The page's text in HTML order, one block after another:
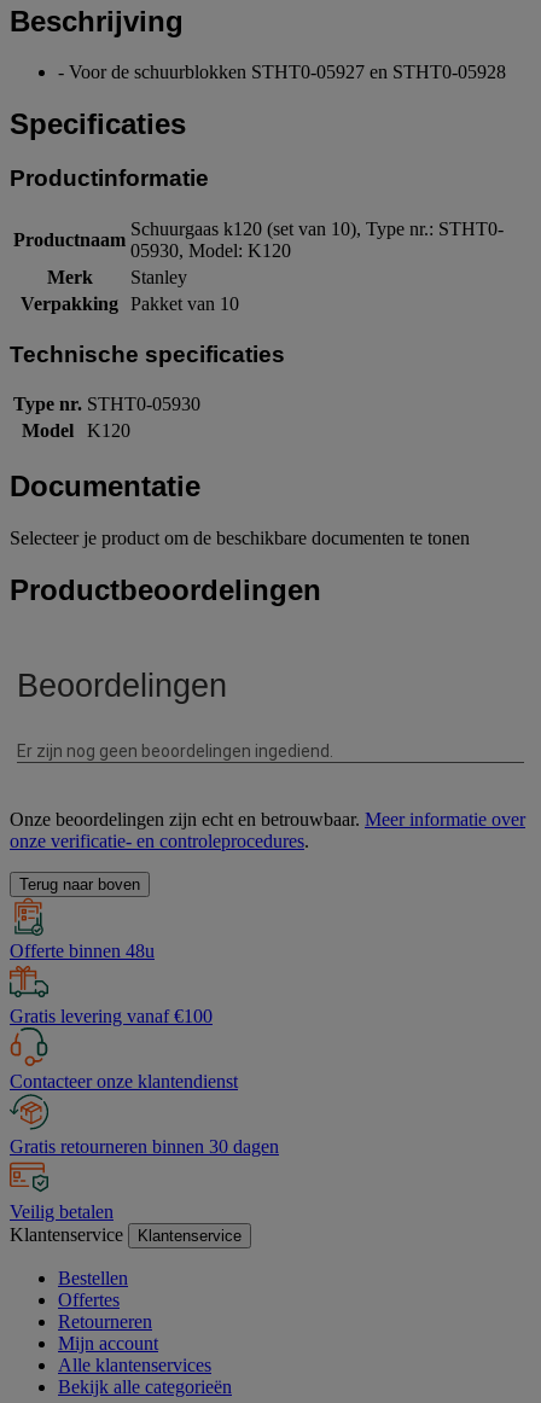
Beschrijving
- Voor de schuurblokken STHT0-05927 en STHT0-05928
Specificaties
Productinformatie
Productnaam
Schuurgaas k120 (set van 10), Type nr.: STHT0-
05930, Model: K120
Merk
Stanley
Verpakking Pakket van 10
Technische specificaties
Type nr. STHT0-05930
Model
K120
Documentatie
Selecteer je product om de beschikbare documenten te tonen
Productbeoordelingen
Onze beoordelingen zijn echt en betrouwbaar. Meer informatie over
onze verificatie- en controleprocedures.
Terug naar boven
Offerte binnen 48u
Gratis levering vanaf €100
Contacteer onze klantendienst
Gratis retourneren binnen 30 dagen
Veilig betalen
Klantenservice
Klantenservice
Bestellen
Offertes
Retourneren
Mijn account
Alle klantenservices
Bekijk alle categorieën